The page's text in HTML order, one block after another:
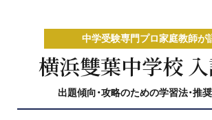
無料体験授業とは
短期フリープラン
中学受験専門プロ家庭教師が
横浜雙葉中学校
出題傾向・攻略のための学習法・推